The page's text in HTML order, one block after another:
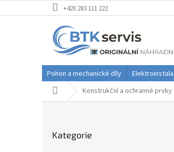
na
+420 283 111 222
Pohon a mechanické díly
Domů Konstrukční a ochranné prvky
kategorie
Kategorie